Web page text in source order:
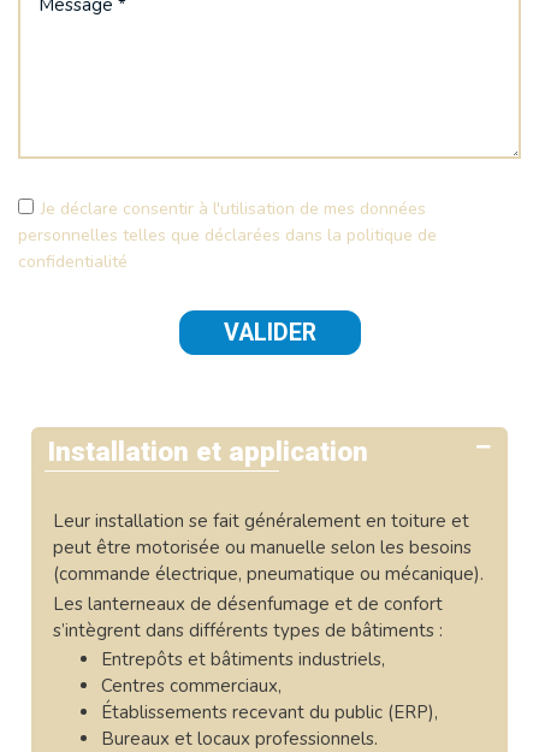
Je déclare consentir à l'utilisation de mes données
personnelles telles que déclarées dans la politique de
confidentialité
Installation et application
Leur installation se fait généralement en toiture et
peut être motorisée ou manuelle selon les besoins
(commande électrique, pneumatique ou mécanique).
Les lanterneaux de désenfumage et de confort
s’intègrent dans différents types de bâtiments :
Entrepôts et bâtiments industriels,
Centres commerciaux,
Établissements recevant du public (ERP),
Bureaux et locaux professionnels.